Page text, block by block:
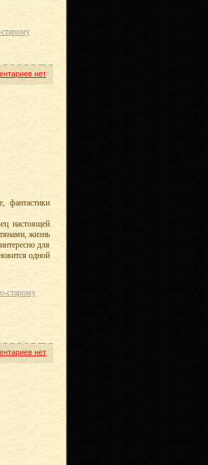
нет
фантастики
настоящей
жизнь
для
одной
старому
нет